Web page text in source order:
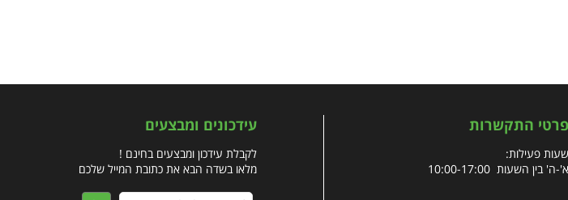
פרטי התקשרות
שעות פעילות:
א'-ה' בין השעות 10:00-17:00
עידכונים ומבצעים
לקבלת עידכון ומבצעים בחינם !
מלאו בשדה הבא את כתובת המייל שלכם